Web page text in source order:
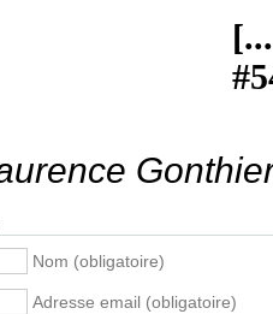
Nom (obligatoire)
Adresse email (obligatoire)